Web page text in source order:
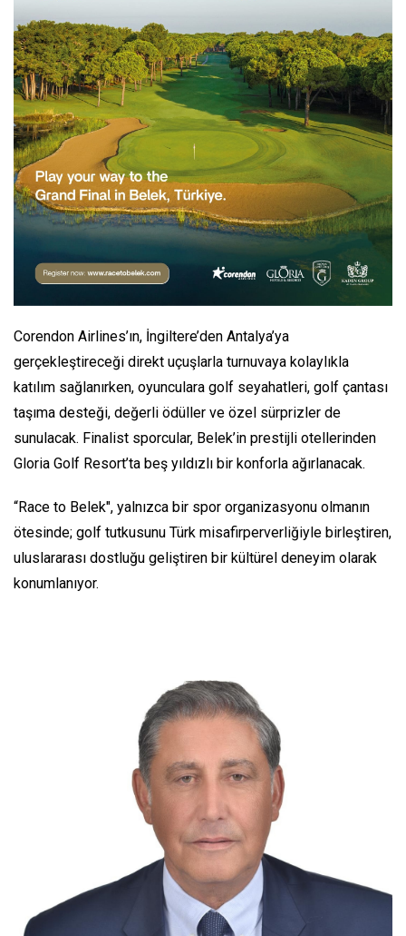
Corendon Airlines’ın, İngiltere’den Antalya’ya
gerçekleştireceği direkt uçuşlarla turnuvaya kolaylıkla
katılım sağlanırken, oyunculara golf seyahatleri, golf çantası
taşıma desteği, değerli ödüller ve özel sürprizler de
sunulacak. Finalist sporcular, Belek’in prestijli otellerinden
Gloria Golf Resort’ta beş yıldızlı bir konforla ağırlanacak.
“Race to Belek", yalnızca bir spor organizasyonu olmanın
ötesinde; golf tutkusunu Türk misafirperverliğiyle birleştiren,
uluslararası dostluğu geliştiren bir kültürel deneyim olarak
konumlanıyor.